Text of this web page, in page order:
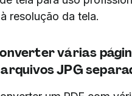
resolução da tela.
várias
arquivos JPG